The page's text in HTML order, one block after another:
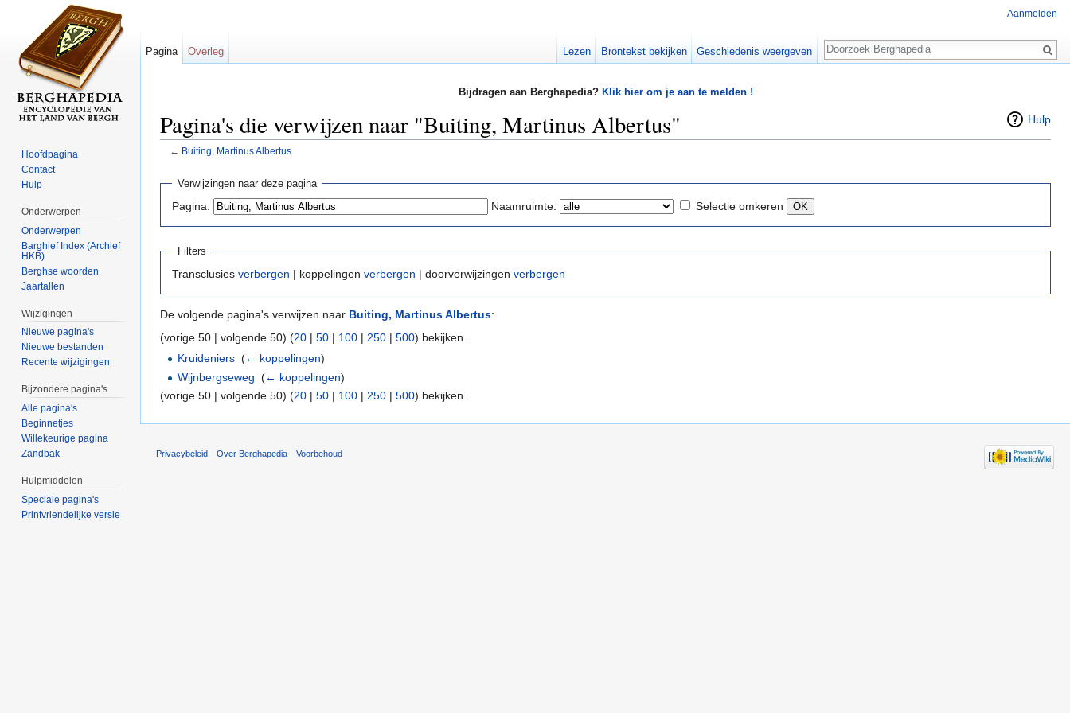
Bijdragen aan Berghapedia? Klik hier om je aan te melden !
Hulp
Pagina's die verwijzen naar "Buiting, Martinus Albertus"
← Buiting, Martinus Albertus
Verwijzingen naar deze pagina
Pagina: Naamruimte: Selectie omkeren
Filters
Transclusies verbergen | koppelingen verbergen | doorverwijzingen verbergen
De volgende pagina's verwijzen naar Buiting, Martinus Albertus:
(vorige 50 | volgende 50) (20 | 50 | 100 | 250 | 500) bekijken.
Kruideniers ‎(← koppelingen)
Wijnbergseweg ‎(← koppelingen)
(vorige 50 | volgende 50) (20 | 50 | 100 | 250 | 500) bekijken.
Aanmelden
Pagina Overleg Lezen Brontekst bekijken Geschiedenis weergeven
Zoeken
Hoofdpagina
Contact
Hulp
Onderwerpen
Onderwerpen
Barghief Index (Archief
HKB)
Berghse woorden
Jaartallen
Wijzigingen
Nieuwe pagina's
Nieuwe bestanden
Recente wijzigingen
Bijzondere pagina's
Alle pagina's
Beginnetjes
Willekeurige pagina
Zandbak
Hulpmiddelen
Speciale pagina's
Printvriendelijke versie
Privacybeleid Over Berghapedia Voorbehoud